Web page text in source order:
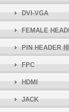
DVI-VGA
FEMALE
PIN HEADER
FPC
HDMI
JACK